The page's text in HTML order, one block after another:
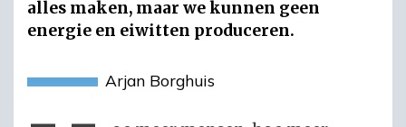
alles maken, maar we kunnen geen
energie en eiwitten produceren.
Arjan Borghuis